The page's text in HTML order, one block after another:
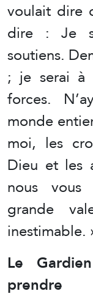
voulait dire
dire : Je
soutiens.
; je serai à
forces.
monde
moi, les
Dieu et les
nous
grande
inestimable.
Le
prendre